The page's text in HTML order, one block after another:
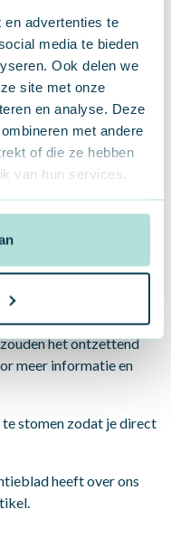
en advertenties te
media te bieden
Ook delen we
site met onze
en analyse. Deze
met andere
of die ze hebben
van hun services.
het gebied van
in
kiezen wij bewust
Deze unieke
voor inspiratie en
het ontzettend
meer informatie en
stomen zodat je direct
heeft over ons